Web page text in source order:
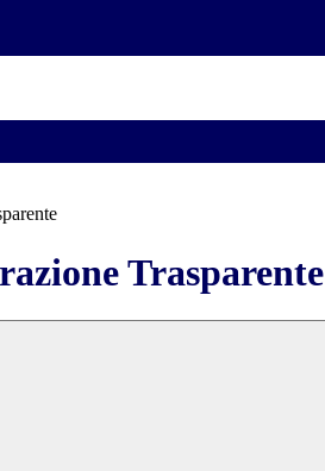
Trasparente